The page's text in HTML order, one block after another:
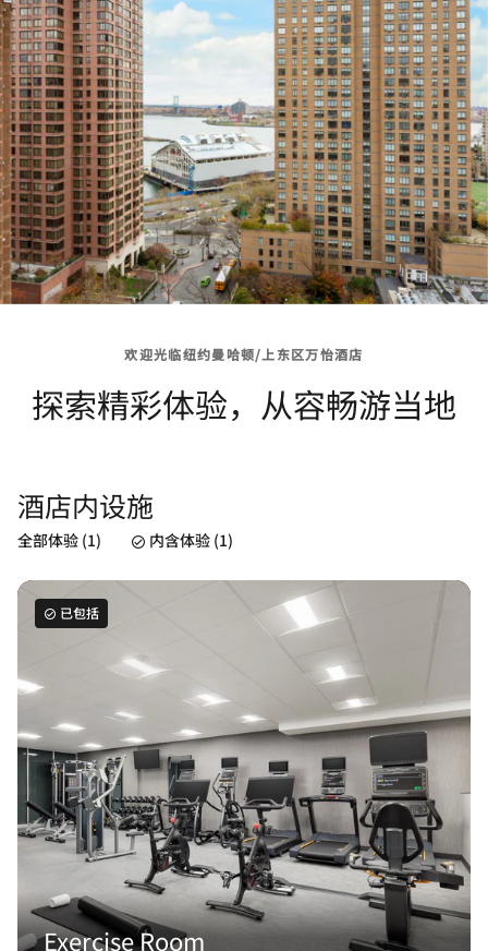
欢迎光临纽约曼哈顿/上东区万怡酒店
探索精彩体验，从容畅游当地
酒店内设施
全部体验 (1) 内含体验 (1)
已包括
Exercise Room